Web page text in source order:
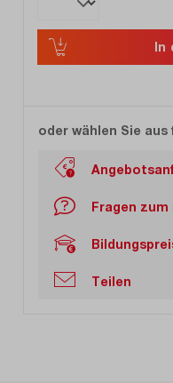
In
oder wählen Sie
Fragen zum
Teilen